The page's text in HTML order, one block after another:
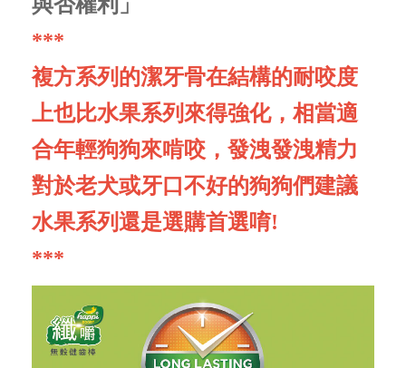
***
複方系列的潔牙骨在結構的耐咬度
上也比水果系列來得強化，相當適
合年輕狗狗來啃咬，發洩發洩精力
對於老犬或牙口不好的狗狗們建議
水果系列還是選購首選唷!
***